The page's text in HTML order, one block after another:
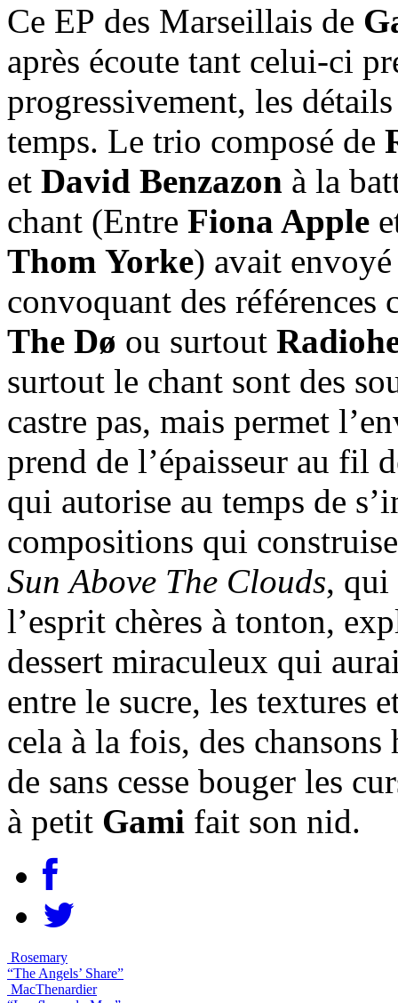
Ce EP des Marseillais de
après écoute tant celui-ci
progressivement, les
temps. Le trio composé de
et David Benzazon à la
chant (Entre Fiona Apple
Thom Yorke) avait
convoquant des références
The Dø ou surtout
surtout le chant sont des
castre pas, mais permet
prend de l’épaisseur au fil
qui autorise au temps de
compositions qui
Sun Above The Clouds, qui
l’esprit chères à tonton,
dessert miraculeux qui
entre le sucre, les textures
cela à la fois, des
de sans cesse bouger les
à petit Gami fait son nid.
Rosemary
“The Angels’ Share”
MacThenardier